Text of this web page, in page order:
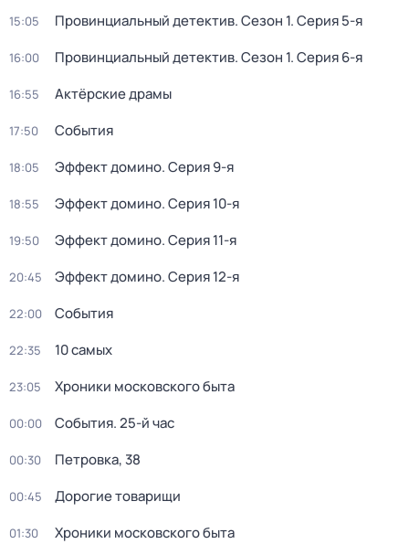
15:05 Провинциальный детектив. Сезон 1. Серия 5-я
16:00 Провинциальный детектив. Сезон 1. Серия 6-я
16:55 Актёрские драмы
17:50 События
18:05 Эффект домино. Серия 9-я
18:55 Эффект домино. Серия 10-я
19:50 Эффект домино. Серия 11-я
20:45 Эффект домино. Серия 12-я
22:00 События
22:35 10 самых
23:05 Хроники московского быта
00:00 События. 25-й час
00:30 Петровка, 38
00:45 Дорогие товарищи
01:30 Хроники московского быта